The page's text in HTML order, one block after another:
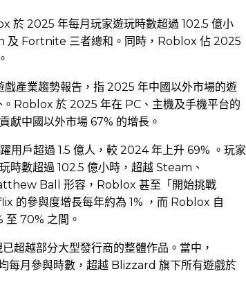
2025 年每月玩家遊玩時數超過 102.5 億小
及 Fortnite 三者總和。同時，Roblox 佔 2025
產業趨勢報告，指 2025 年中國以外市場的遊
Roblox 於 2025 年在 PC、主機及手機平台的
獻中國以外市場 67% 的增長。
戶超過 1.5 億人，較 2024 年上升 69% 。玩家
時數超過 102.5 億小時，超越 Steam、
Ball 形容，Roblox 甚至「開始挑戰
的參與度增長每年約為 1% ，而 Roblox 自
70% 之間。
超越部分大型發行商的整體作品。當中，
月參與時數，超越 Blizzard 旗下所有遊戲於